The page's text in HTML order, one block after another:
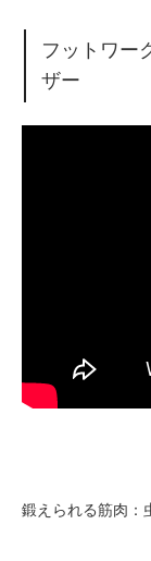
フットワー
ザー
鍛えられる筋肉：